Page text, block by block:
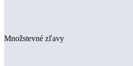
Množstevné zľavy